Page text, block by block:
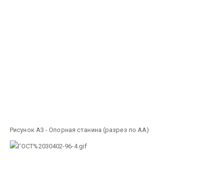
Рисунок А3 - Опорная станина (разрез по АА)